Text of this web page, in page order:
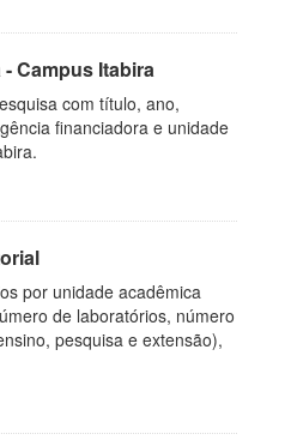
Campus Itabira
com título, ano,
financiadora e unidade
por unidade acadêmica
de laboratórios, número
pesquisa e extensão),